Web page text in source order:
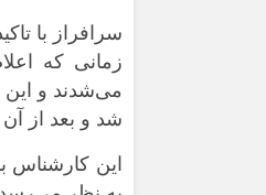
سرافراز با
زمانی که
می‌شدند و این
شد و بعد از
این کارشناس